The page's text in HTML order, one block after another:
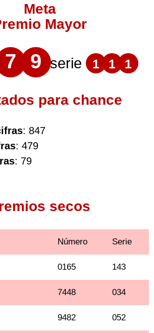
Meta
Mayor
7 9 serie 1 1 1
para chance
: 847
: 479
: 79
secos
Número Serie
0165 143
7448 034
9482 052